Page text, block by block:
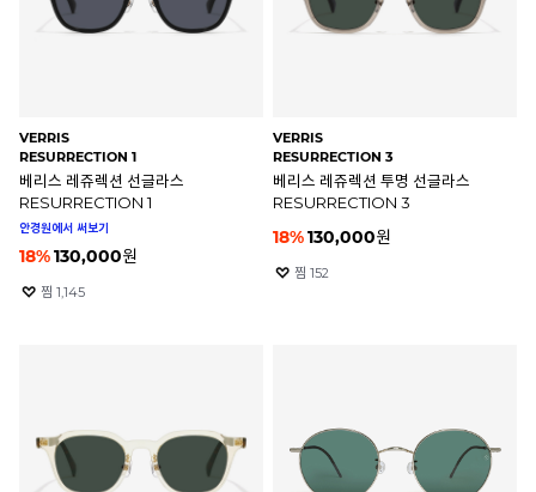
VERRIS
RESURRECTION 1
베리스 레쥬렉션 선글라스
RESURRECTION 1
안경원에서 써보기
18%130,000원
찜 1,145
VERRIS
RESURRECTION 3
베리스 레쥬렉션 투명 선글라스
RESURRECTION 3
18%130,000원
찜 152